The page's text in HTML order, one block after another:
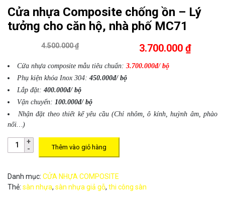
Cửa nhựa Composite chống ồn – Lý
tưởng cho căn hộ, nhà phố MC71
4.500.000 ₫ 3.700.000 ₫
Cửa nhựa composite mẫu tiêu chuẩn: 3.700.000đ/ bộ
Phụ kiện khóa Inox 304: 450.000đ/ bộ
Lắp đặt: 400.000đ/ bộ
Vận chuyển: 100.000đ/ bộ
Nhận đặt theo thiết kế yêu cầu (Chỉ nhôm, ô kính, huỳnh âm, phào
nối…)
Thêm vào giỏ hàng
Danh mục: CỬA NHỰA COMPOSITE
Thẻ: sàn nhựa, sàn nhựa giả gỗ, thi công sàn